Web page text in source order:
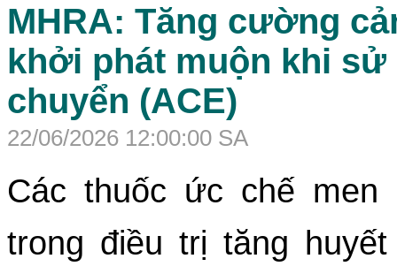
MHRA: Tăng cường
khởi phát muộn khi
chuyển (ACE)
22/06/2026 12:00:00 SA
Các thuốc ức chế men
trong điều trị tăng